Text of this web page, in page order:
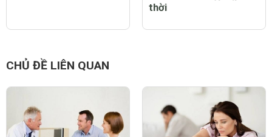
thời
CHỦ ĐỀ LIÊN QUAN